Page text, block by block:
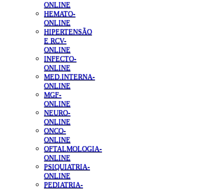
ONLINE
HEMATO-
ONLINE
HIPERTENSÃO
E RCV-
ONLINE
INFECTO-
ONLINE
MED.INTERNA-
ONLINE
MGF-
ONLINE
NEURO-
ONLINE
ONCO-
ONLINE
OFTALMOLOGIA-
ONLINE
PSIQUIATRIA-
ONLINE
PEDIATRIA-